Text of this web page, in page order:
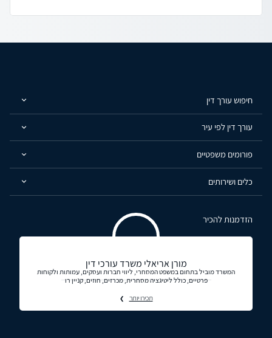
חיפוש עורך דין
עורך דין לפי עיר
פורומים משפטיים
כלים ושירותים
הזדמנות להכיר
מורן אריאלי משרד עורכי דין
המשרד מוביל בתחום במשפט המסחרי, ליווי חברות ועסקים, עמותות ולקוחות
פרטיים, כולל ליטיגציה מסחרית, מכרזים, חוזים, קניין רו
תכירו יותר